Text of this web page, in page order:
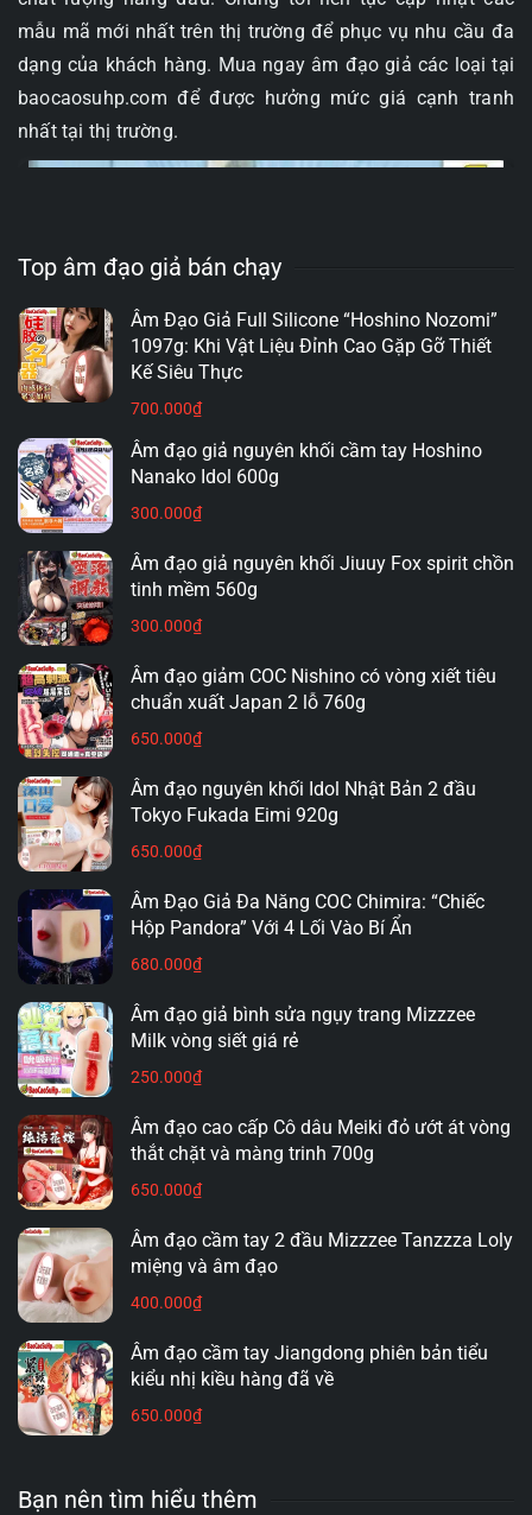
mẫu mã mới nhất trên thị trường để phục vụ nhu cầu đa
dạng của khách hàng. Mua ngay âm đạo giả các loại tại
baocaosuhp.com để được hưởng mức giá cạnh tranh
nhất tại thị trường.
Với hơn 10 năm kinh nghiệm trong lĩnh vực kinh doanh
các mặt hàng đồ chơi người lớn, đặc biệt là các dòng âm
đạo giả, chúng tôi tự tin mang đến cho quý khách sự hài
lòng tuyệt đối. Tại shop, bạn có thể dễ dàng tìm thấy hơn
200 đến 500+ sản phẩm phong phú, từ âm đạo giả đóng
đất, âm đạo giả đa năng, âm đạo giả tự động, âm đạo
giả phát nhiệt, âm đạo giả rung rên cho đến các dòng âm
đạo giả giá rẻ.
đảm bảo chất lượng tốt từ các thương hiệu danh tiếng
trên thế giới như Baile, Leten, Lovetoy, Mizzzeee, và Jiuai.
Đây chính là địa chỉ mua âm đạo giả uy tín tại Hải Phòng
mà bạn hoàn toàn có thể tin tưởng và đặt trọn niềm tin.
2. ÂM ĐẠO GIẢ LÀ GÌ VÀ LỢI ÍCH TUYỆT VỜI
MANG LẠI
Top âm đạo giả bán chạy
Âm Đạo Giả Full Silicone “Hoshino Nozomi”
1097g: Khi Vật Liệu Đỉnh Cao Gặp Gỡ Thiết
Kế Siêu Thực
700.000₫
Âm đạo giả nguyên khối cầm tay Hoshino
Nanako Idol 600g
300.000₫
Âm đạo giả nguyên khối Jiuuy Fox spirit chồn
tinh mềm 560g
300.000₫
Âm đạo giảm COC Nishino có vòng xiết tiêu
chuẩn xuất Japan 2 lỗ 760g
650.000₫
Âm đạo nguyên khối Idol Nhật Bản 2 đầu
Tokyo Fukada Eimi 920g
650.000₫
Âm Đạo Giả Đa Năng COC Chimira: “Chiếc
Hộp Pandora” Với 4 Lối Vào Bí Ẩn
680.000₫
Âm đạo giả bình sửa ngụy trang Mizzzee
Milk vòng siết giá rẻ
250.000₫
Âm đạo cao cấp Cô dâu Meiki đỏ ướt át vòng
thắt chặt và màng trinh 700g
650.000₫
Âm đạo cầm tay 2 đầu Mizzzee Tanzzza Loly
miệng và âm đạo
400.000₫
Âm đạo cầm tay Jiangdong phiên bản tiểu
kiểu nhị kiều hàng đã về
650.000₫
Bạn nên tìm hiểu thêm